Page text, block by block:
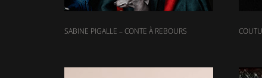
SABINE PIGALLE – CONTE À REBOURS